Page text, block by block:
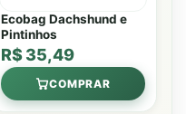
Ecobag Dachshund e
Pintinhos
R$ 35,49
COMPRAR